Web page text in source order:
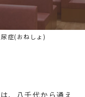
症(おねしょ)